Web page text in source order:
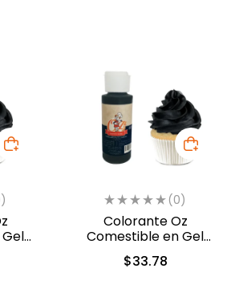
(0)
Colorante Oz
Comestible en Gel
Negro 60 ml (531)
$33.78